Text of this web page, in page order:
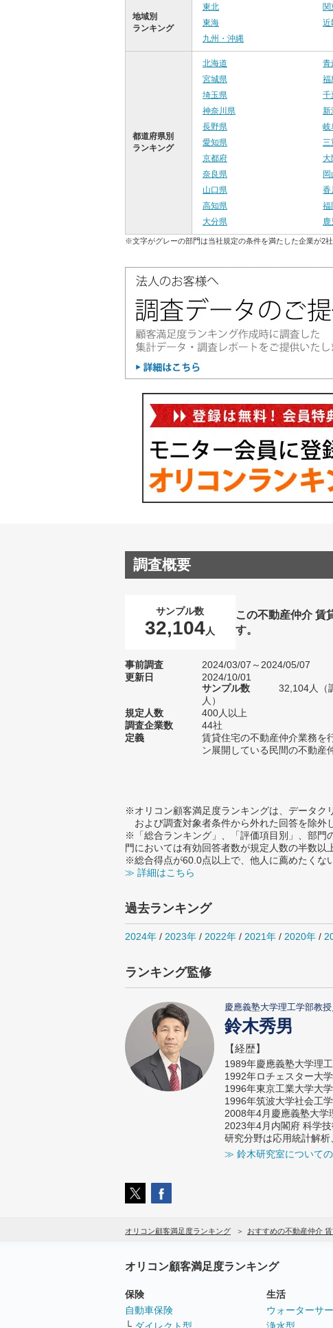
地域別
ランキング
東北 関
東海
近
九州・沖縄
都道府県別
ランキング
北海道 青
宮城県
福
埼玉県
千
神奈川県
新
長野県
岐
愛知県
三
京都府
大
奈良県
山口県
香
高知県
福
大分県
鹿
※文字がグレーの部門は当社規定の条件を満たした企業が2
調査概要
サンプル数
32,104人
この不動産仲介 賃
す。
事前調査
2024/03/07～2024/05/07
更新日
2024/10/01
サンプル数
32,104人（
人）
規定人数
400人以上
調査企業数
44社
定義
賃貸住宅の不動産仲介業務を
ン展開している民間の不動産
※オリコン顧客満足度ランキングは、データク
および調査対象者条件から外れた回答を除外
※「総合ランキング」、「評価項目別」、部門
門においては有効回答者数が規定人数の半数以
※総合得点が60.0点以上で、他人に薦めたくな
≫ 詳細はこちら
過去ランキング
2024年 / 2023年 / 2022年 / 2021年 / 2020年 /
ランキング監修
慶應義塾大学理工学部教
鈴木秀男
【経歴】
1989年慶應義塾大学理
1992年ロチェスター大
1996年東京工業大学大
1996年筑波大学社会工
2008年4月慶應義塾大学
2023年4月内閣府 科学
研究分野は応用統計解析
≫ 鈴木研究室について
オリコン顧客満足度ランキング おすすめの不動産仲介
オリコン顧客満足度ランキング
保険
自動車保険
生活
ウォーターサ